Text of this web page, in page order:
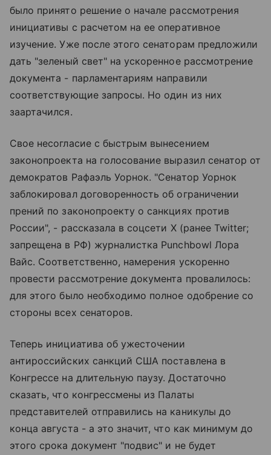
было принято решение о начале рассмотрения
инициативы с расчетом на ее оперативное
изучение. Уже после этого сенаторам предложили
дать "зеленый свет" на ускоренное рассмотрение
документа - парламентариям направили
соответствующие запросы. Но один из них
заартачился.
Свое несогласие с быстрым вынесением
законопроекта на голосование выразил сенатор от
демократов Рафаэль Уорнок. "Сенатор Уорнок
заблокировал договоренность об ограничении
прений по законопроекту о санкциях против
России", - рассказала в соцсети X (ранее Twitter;
запрещена в РФ) журналистка Punchbowl Лора
Вайс. Соответственно, намерения ускоренно
провести рассмотрение документа провалилось:
для этого было необходимо полное одобрение со
стороны всех сенаторов.
Теперь инициатива об ужесточении
антироссийских санкций США поставлена в
Конгрессе на длительную паузу. Достаточно
сказать, что конгрессмены из Палаты
представителей отправились на каникулы до
конца августа - а это значит, что как минимум до
этого срока документ "подвис" и не будет